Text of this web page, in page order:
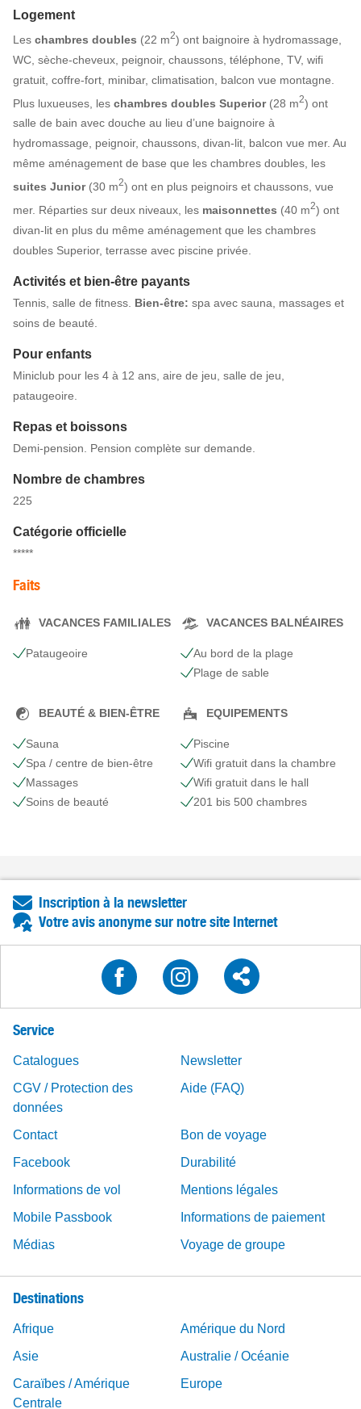
Logement
Les chambres doubles (22 m2) ont baignoire à hydromassage,
WC, sèche-cheveux, peignoir, chaussons, téléphone, TV, wifi
gratuit, coffre-fort, minibar, climatisation, balcon vue montagne.
Plus luxueuses, les chambres doubles Superior(28 m2) ont
salle de bain avec douche au lieu d’une baignoire à
hydromassage, peignoir, chaussons, divan-lit, balcon vue mer. Au
même aménagement de base que les chambres doubles, les
suites Junior(30 m2) ont en plus peignoirs et chaussons, vue
mer. Réparties sur deux niveaux, les maisonnettes (40 m2) ont
divan-lit en plus du même aménagement que les chambres
doubles Superior, terrasse avec piscine privée.
Activités et bien-être payants
Tennis, salle de fitness. Bien-être: spa avec sauna, massages et
soins de beauté.
Pour enfants
Miniclub pour les 4 à 12 ans, aire de jeu, salle de jeu,
pataugeoire.
Repas et boissons
Demi-pension. Pension complète sur demande.
Nombre de chambres
225
Catégorie officielle
*****
Faits
VACANCES FAMILIALES
Pataugeoire
VACANCES BALNÉAIRES
Au bord de la plage
Plage de sable
BEAUTÉ & BIEN-ÊTRE
Sauna
Spa / centre de bien-être
Massages
Soins de beauté
EQUIPEMENTS
Piscine
Wifi gratuit dans la chambre
Wifi gratuit dans le hall
201 bis 500 chambres
Inscription à la newsletter
Votre avis anonyme sur notre site Internet
Service
Catalogues
Newsletter
CGV / Protection des
données
Aide (FAQ)
Contact
Bon de voyage
Facebook
Durabilité
Informations de vol
Mentions légales
Mobile Passbook
Informations de paiement
Médias
Voyage de groupe
Destinations
Afrique
Amérique du Nord
Asie
Australie / Océanie
Caraïbes / Amérique
Centrale
Europe